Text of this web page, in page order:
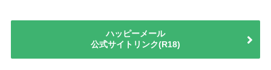
ハッピーメール
公式サイトリンク(R18)